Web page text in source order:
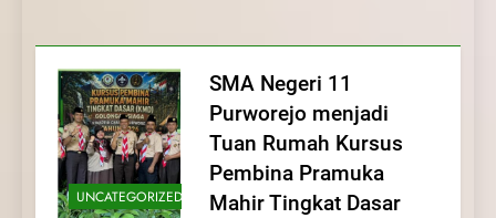
dan Pengabdian Generasi
Pramuka
Pramuka
Kepedulian
UNCATEGORIZED
SMA Negeri 11
Purworejo menjadi
Tuan Rumah Kursus
Pembina Pramuka
Mahir Tingkat Dasar